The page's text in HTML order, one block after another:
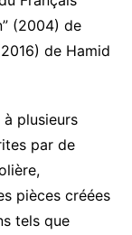
(2004) de
de Hamid
plusieurs
par de
pièces créées
tels que